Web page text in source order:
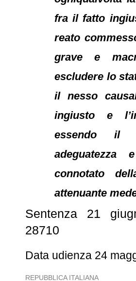
fra il fatto
reato
grave e
escludere lo
il nesso
ingiusto e
essendo il
adeguatezza
connotato
attenuante
Sentenza 21
28710
Data udienza 24
REPUBBLICA ITALIANA